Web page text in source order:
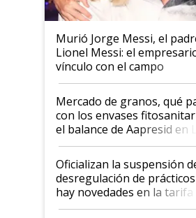
Murió Jorge Messi, el
Lionel Messi: el
vínculo con el campo
Mercado de granos, qué
con los envases
el balance de Aapresid en La
Posta
Oficializan la suspensión
desregulación de
hay novedades en la tarifa
la hidrovía